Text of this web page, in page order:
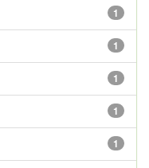
1
1
1
1
1